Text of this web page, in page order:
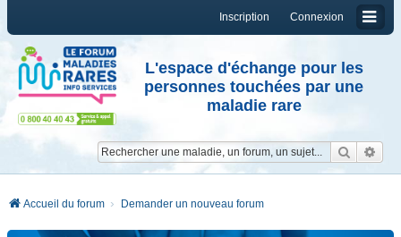
Connexion
Inscription
L'espace d'échange pour les
personnes touchées par une
maladie rare
Accueil du forum Demander un nouveau forum